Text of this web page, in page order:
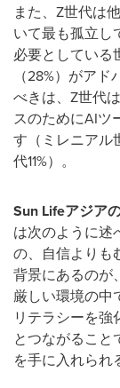
また、Z世代は
いて最も孤立し
必要としている
（28%）がア
べきは、Z世代
スのためにAIツ
す（ミレニアル
代11%）。
Sun Lifeアジア
は次のように述
の、自信よりも
背景にあるのが
厳しい環境の中
リテラシーを
とつながること
を手に入れられ